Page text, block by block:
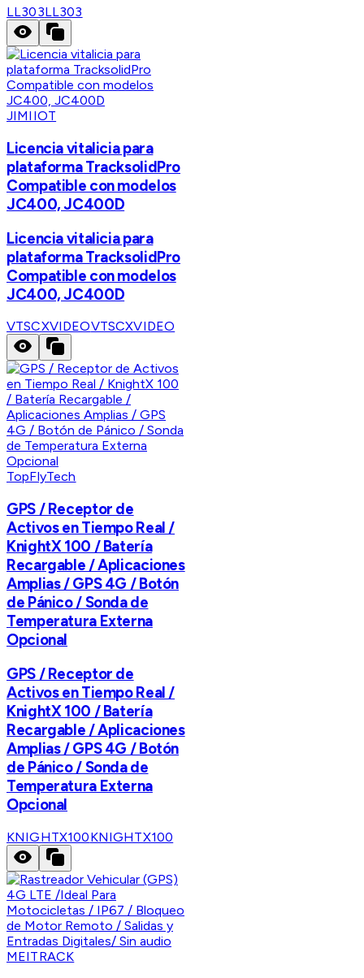
LL303LL303
JIMIIOT
Licencia vitalicia para
plataforma TracksolidPro
Compatible con modelos
JC400, JC400D
Licencia vitalicia para
plataforma TracksolidPro
Compatible con modelos
JC400, JC400D
VTSCXVIDEOVTSCXVIDEO
TopFlyTech
GPS / Receptor de
Activos en Tiempo Real /
KnightX 100 / Batería
Recargable / Aplicaciones
Amplias / GPS 4G / Botón
de Pánico / Sonda de
Temperatura Externa
Opcional
GPS / Receptor de
Activos en Tiempo Real /
KnightX 100 / Batería
Recargable / Aplicaciones
Amplias / GPS 4G / Botón
de Pánico / Sonda de
Temperatura Externa
Opcional
KNIGHTX100KNIGHTX100
MEITRACK